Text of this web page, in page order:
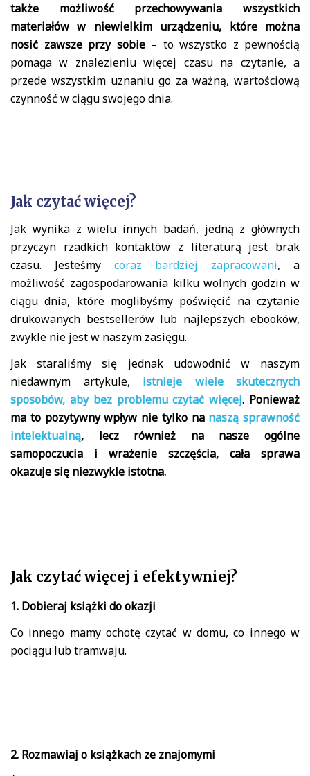
także możliwość przechowywania wszystkich
materiałów w niewielkim urządzeniu, które można
nosić zawsze przy sobie– to wszystko z pewnością
pomaga w znalezieniu więcej czasu na czytanie, a
przede wszystkim uznaniu go za ważną, wartościową
czynność w ciągu swojego dnia.
Jak czytać więcej?
Jak wynika z wielu innych badań, jedną z głównych
przyczyn rzadkich kontaktów z literaturą jest brak
czasu. Jesteśmy coraz bardziej zapracowani, a
możliwość zagospodarowania kilku wolnych godzin w
ciągu dnia, które moglibyśmy poświęcić na czytanie
drukowanych bestsellerów lub najlepszych ebooków,
zwykle nie jest w naszym zasięgu.
Jak staraliśmy się jednak udowodnić w naszym
niedawnym artykule, istnieje wiele skutecznych
sposobów, aby bez problemu czytać więcej. Ponieważ
ma to pozytywny wpływ nie tylko na naszą sprawność
intelektualną, lecz również na nasze ogólne
samopoczucia i wrażenie szczęścia, cała sprawa
okazuje się niezwykle istotna.
Jak czytać więcej i efektywniej?
1. Dobieraj książki do okazji
Co innego mamy ochotę czytać w domu, co innego w
pociągu lub tramwaju.
2. Rozmawiaj o książkach ze znajomymi